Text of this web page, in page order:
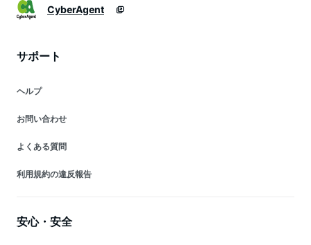
CyberAgent
サポート
ヘルプ
お問い合わせ
よくある質問
利用規約の違反報告
安心・安全